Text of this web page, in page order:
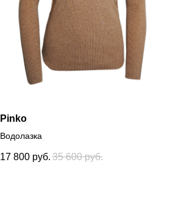
Pinko
Водолазка
17 800 руб. 35 600 руб.